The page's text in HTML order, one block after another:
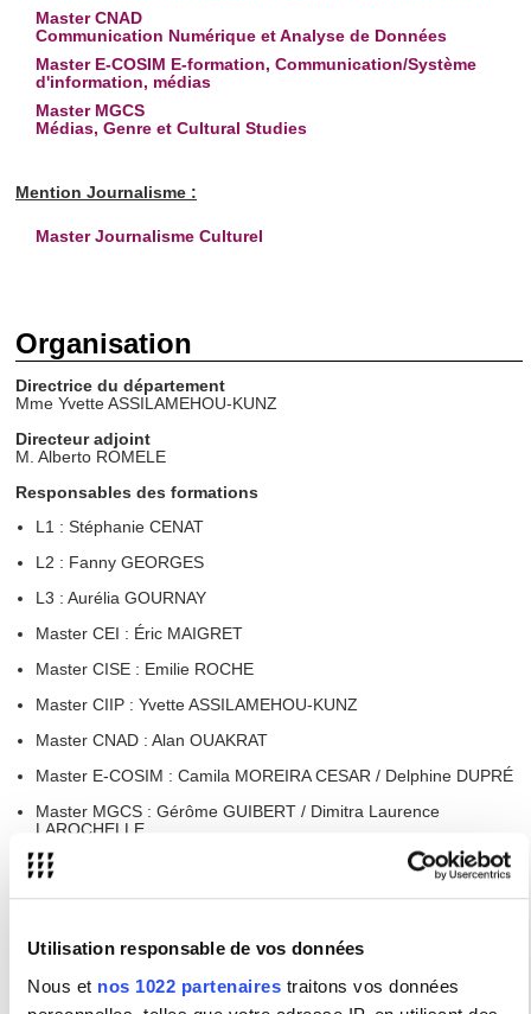
Utilisation responsable de vos données
Nous et nos 1022 partenaires traitons vos données
Master CNAD
Communication Numérique et Analyse de Données
Master E-COSIM E-formation, Communication/Système
d'information, médias
Master MGCS
Médias, Genre et Cultural Studies
Mention Journalisme :
Master Journalisme Culturel
Organisation
Directrice du département
Mme Yvette ASSILAMEHOU-KUNZ
Directeur adjoint
M. Alberto ROMELE
Responsables des formations
L1 : Stéphanie CENAT
L2 : Fanny GEORGES
L3 : Aurélia GOURNAY
Master CEI : Éric MAIGRET
Master CISE : Emilie ROCHE
Master CIIP : Yvette ASSILAMEHOU-KUNZ
Master CNAD : Alan OUAKRAT
Master E-COSIM : Camila MOREIRA CESAR / Delphine DUPRÉ
Master MGCS : Gérôme GUIBERT / Dimitra Laurence
LAROCHELLE
Master JC : Sophie DUBEC / Clément COMBES
Autres responsabilités
CASTELLANI
Coordinatrice Erasmus : Yasmine MARCIL